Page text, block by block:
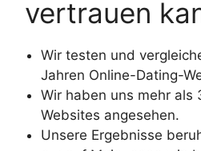
vertrauen
Wir testen und
Jahren Online-Dating-
Wir haben uns mehr als
Websites angesehen.
Unsere Ergebnisse